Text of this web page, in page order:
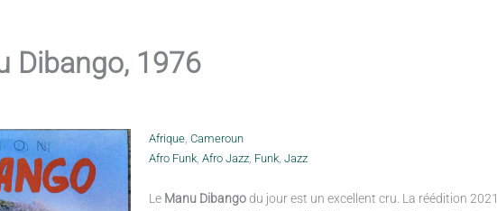
Dibango, 1976
Afrique, Cameroun
Afro Funk, Afro Jazz, Funk, Jazz
Le Manu Dibangodu jour est un excellent cru. La réédition 2021